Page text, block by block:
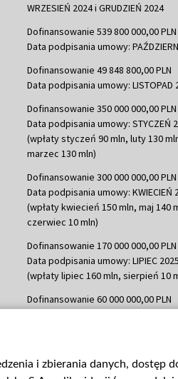
WRZESIEŃ 2024 i GRUDZIEŃ 2024
Dofinansowanie 539 800 000,00 PLN
Data podpisania umowy:
Dofinansowanie 49 848 800,00 PLN
Data podpisania umowy: LISTOPAD
Dofinansowanie 350 000 000,00 PLN
Data podpisania umowy: STYCZEŃ
(wpłaty styczeń 90 mln, luty 130
marzec 130 mln)
Dofinansowanie 300 000 000,00 PLN
Data podpisania umowy: KWIECIEŃ
(wpłaty kwiecień 150 mln, maj 140
czerwiec 10 mln)
Dofinansowanie 170 000 000,00 PLN
Data podpisania umowy: LIPIEC 2025
(wpłaty lipiec 160 mln, sierpień 10
Dofinansowanie 60 000 000,00 PLN
Data podpisania umowy: WRZESIEŃ
i zbierania danych, dostęp